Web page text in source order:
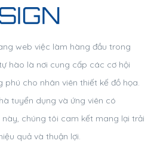
web việc làm hàng đầu trong
hào là nơi cung cấp các cơ hội
cho nhân viên thiết kế đồ họa.
tuyển dụng và ứng viên có
chúng tôi cam kết mang lại trải
quả và thuận lợi.